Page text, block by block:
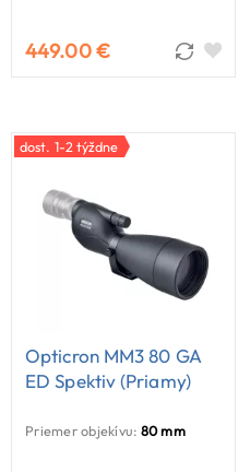
449.00 €
dost. 1-2 týždne
Opticron MM3 80 GA
ED Spektiv (priamy)
Priemer objekívu: 80 mm